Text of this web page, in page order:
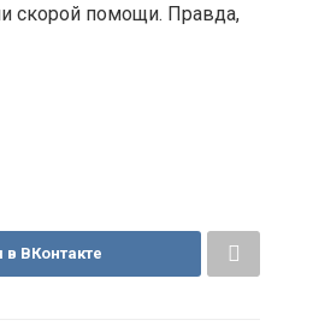
скорой помощи. Правда,
в ВКонтакте